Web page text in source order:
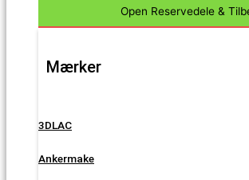
Open Reservedele &
Mærker
3DLAC
Ankermake